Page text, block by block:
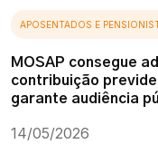
APOSENTADOS E
MOSAP consegue
contribuição
garante audiência
14/05/2026